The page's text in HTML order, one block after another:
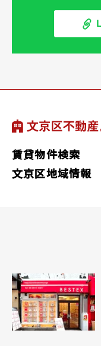
賃貸物件検索
文京区地域情報